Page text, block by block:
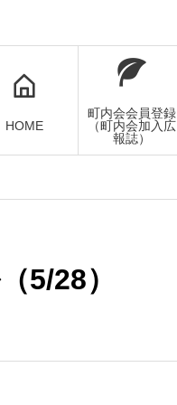
HOME
町内会会員登録
（町内会加入広
報誌）
5/28）